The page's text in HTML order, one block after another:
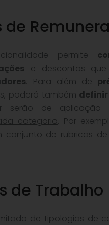
de
permite
e descontos
. Para além de
poderá também
serão de aplicação
categoria . Por
conjunto de rubricas
de Trabalho
de tipologias de